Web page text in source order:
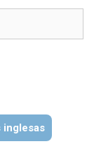
inglesas